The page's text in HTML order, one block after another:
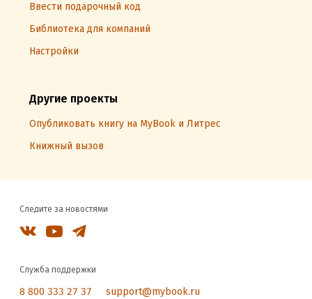
Ввести подарочный код
Библиотека для компаний
Настройки
Другие проекты
Опубликовать книгу на MyBook и Литрес
Книжный вызов
Следите за новостями
Служба поддержки
8 800 333 27 37 support@mybook.ru